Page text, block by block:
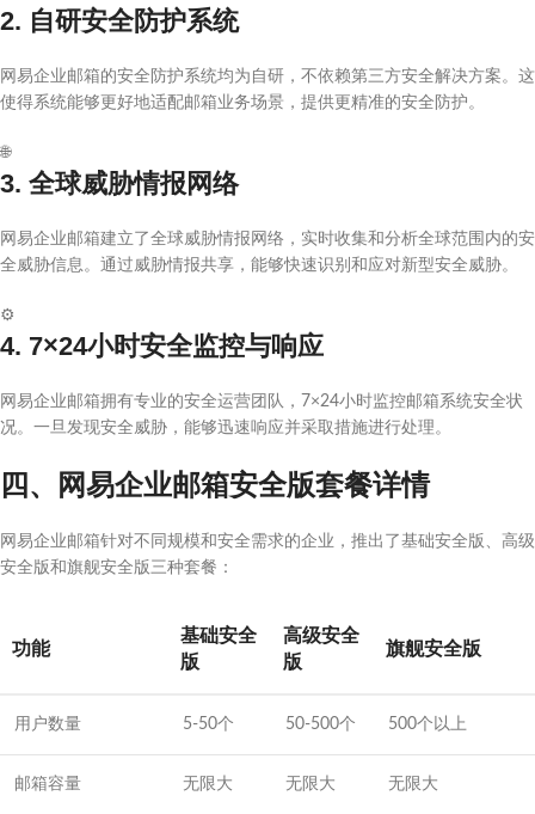
2. 自研安全防护系统
网易企业邮箱的安全防护系统均为自研，不依赖第三方安全解决方案。这
使得系统能够更好地适配邮箱业务场景，提供更精准的安全防护。
🌐
3. 全球威胁情报网络
网易企业邮箱建立了全球威胁情报网络，实时收集和分析全球范围内的安
全威胁信息。通过威胁情报共享，能够快速识别和应对新型安全威胁。
⚙️
4. 7×24小时安全监控与响应
网易企业邮箱拥有专业的安全运营团队，7×24小时监控邮箱系统安全状
况。一旦发现安全威胁，能够迅速响应并采取措施进行处理。
四、网易企业邮箱安全版套餐详情
网易企业邮箱针对不同规模和安全需求的企业，推出了基础安全版、高级
安全版和旗舰安全版三种套餐：
功能
基础安全
版
高级安全
版
旗舰安全版
用户数量 5-50个 50-500个 500个以上
邮箱容量 无限大 无限大 无限大